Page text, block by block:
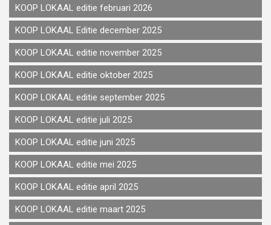
KOOP LOKAAL editie februari 2026
KOOP LOKAAL Editie december 2025
KOOP LOKAAL editie november 2025
KOOP LOKAAL editie oktober 2025
KOOP LOKAAL editie september 2025
KOOP LOKAAL editie juli 2025
KOOP LOKAAL editie juni 2025
KOOP LOKAAL editie mei 2025
KOOP LOKAAL editie april 2025
KOOP LOKAAL editie maart 2025